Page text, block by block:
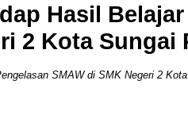
Hasil
2 Kota Sungai
SMAW di SMK Negeri 2 Kota